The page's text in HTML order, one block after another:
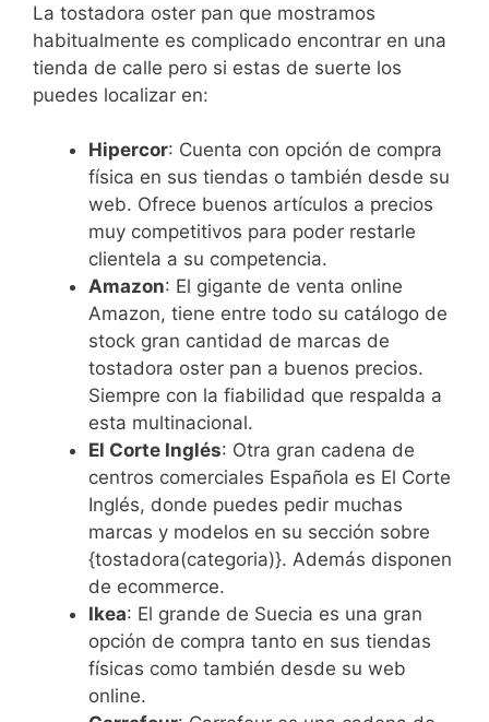
La tostadora oster pan que mostramos
habitualmente es complicado encontrar en una
tienda de calle pero si estas de suerte los
puedes localizar en:
Hipercor: Cuenta con opción de compra
física en sus tiendas o también desde su
web. Ofrece buenos artículos a precios
muy competitivos para poder restarle
clientela a su competencia.
Amazon: El gigante de venta online
Amazon, tiene entre todo su catálogo de
stock gran cantidad de marcas de
tostadora oster pan a buenos precios.
Siempre con la fiabilidad que respalda a
esta multinacional.
El Corte Inglés: Otra gran cadena de
centros comerciales Española es El Corte
Inglés, donde puedes pedir muchas
marcas y modelos en su sección sobre
{tostadora(categoria)}. Además disponen
de ecommerce.
Ikea: El grande de Suecia es una gran
opción de compra tanto en sus tiendas
físicas como también desde su web
online.